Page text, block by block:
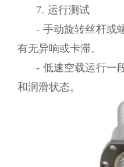
7. 运行测试
- 手动旋转丝杆或
有无异响或卡滞。
- 低速空载运行一
和润滑状态。